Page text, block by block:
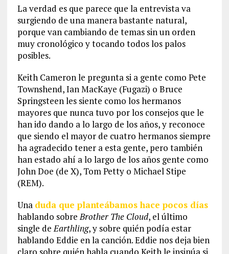
La verdad es que parece que la entrevista va
surgiendo de una manera bastante natural,
porque van cambiando de temas sin un orden
muy cronológico y tocando todos los palos
posibles.
Keith Cameron le pregunta si a gente como Pete
Townshend, Ian MacKaye (Fugazi) o Bruce
Springsteen les siente como los hermanos
mayores que nunca tuvo por los consejos que le
han ido dando a lo largo de los años, y reconoce
que siendo el mayor de cuatro hermanos siempre
ha agradecido tener a esta gente, pero también
han estado ahí a lo largo de los años gente como
John Doe (de X), Tom Petty o Michael Stipe
(REM).
Una duda que planteábamos hace pocos días
hablando sobreBrother The Cloud, el último
single deEarthling, y sobre quién podía estar
hablando Eddie en la canción. Eddie nos deja bien